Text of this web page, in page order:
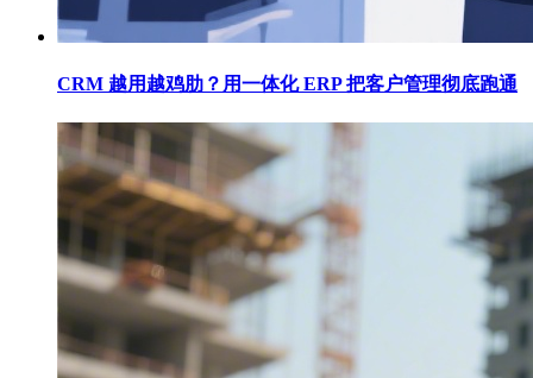
CRM 越用越鸡肋？用一体化 ERP 把客户管理彻底跑通